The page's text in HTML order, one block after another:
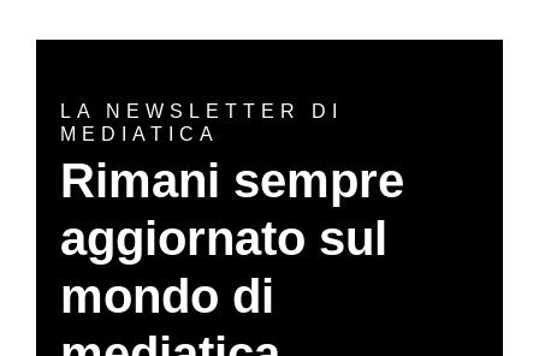
LA NEWSLETTER DI
MEDIATICA
Rimani sempre
aggiornato sul
mondo di